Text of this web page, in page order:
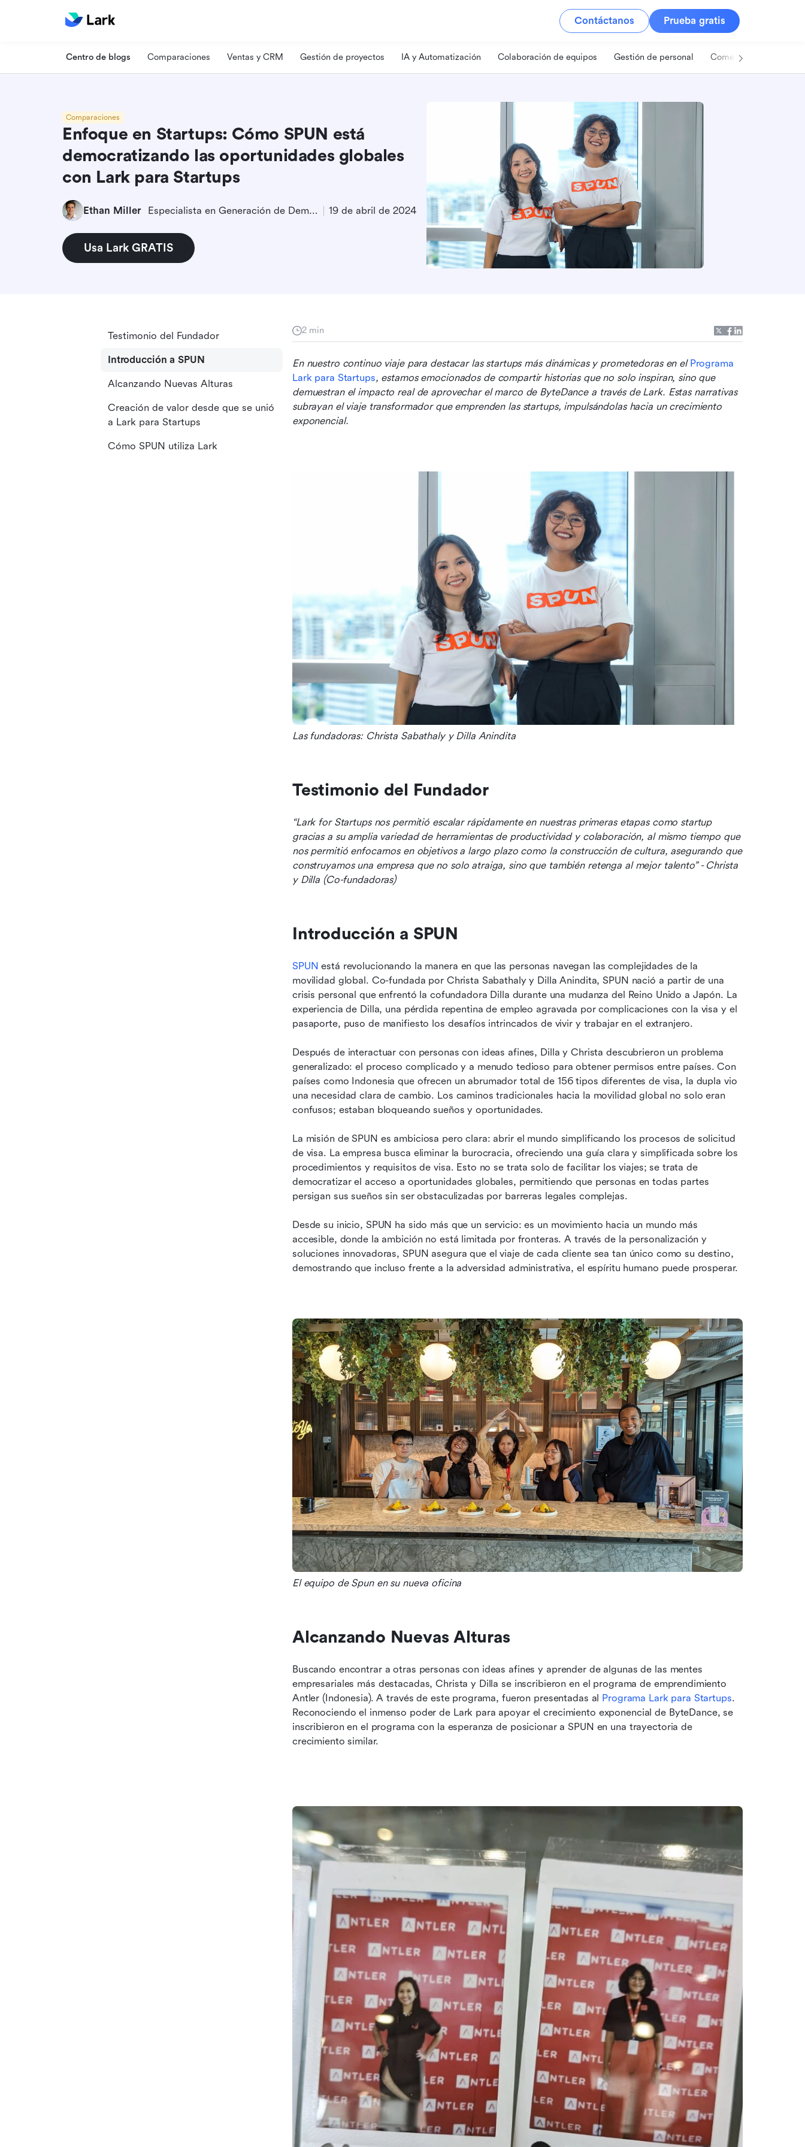
Contáctanos Prueba gratis
Centro de blogs Comparaciones Ventas y CRM Gestión de proyectos IA y Automatización Colaboración de equipos Gestión de personal Comercio minorista
Comparaciones
Enfoque en Startups: Cómo SPUN está
democratizando las oportunidades globales
con Lark para Startups
Ethan Miller Especialista en Generación de Demanda de Producto 19 de abril de 2024
Usa Lark GRATIS
2 min
En nuestro continuo viaje para destacar las startups más dinámicas y prometedoras en el Programa
Lark para Startups, estamos emocionados de compartir historias que no solo inspiran, sino que
demuestran el impacto real de aprovechar el marco de ByteDance a través de Lark. Estas narrativas
subrayan el viaje transformador que emprenden las startups, impulsándolas hacia un crecimiento
exponencial.
Las fundadoras: Christa Sabathaly y Dilla Anindita
Testimonio del Fundador
“Lark for Startups nos permitió escalar rápidamente en nuestras primeras etapas como startup
gracias a su amplia variedad de herramientas de productividad y colaboración, al mismo tiempo que
nos permitió enfocarnos en objetivos a largo plazo como la construcción de cultura, asegurando que
construyamos una empresa que no solo atraiga, sino que también retenga al mejor talento” - Christa
y Dilla (Co-fundadoras)
Introducción a SPUN
SPUN está revolucionando la manera en que las personas navegan las complejidades de la
movilidad global. Co-fundada por Christa Sabathaly y Dilla Anindita, SPUN nació a partir de una
crisis personal que enfrentó la cofundadora Dilla durante una mudanza del Reino Unido a Japón. La
experiencia de Dilla, una pérdida repentina de empleo agravada por complicaciones con la visa y el
pasaporte, puso de manifiesto los desafíos intrincados de vivir y trabajar en el extranjero.
Después de interactuar con personas con ideas afines, Dilla y Christa descubrieron un problema
generalizado: el proceso complicado y a menudo tedioso para obtener permisos entre países. Con
países como Indonesia que ofrecen un abrumador total de 156 tipos diferentes de visa, la dupla vio
una necesidad clara de cambio. Los caminos tradicionales hacia la movilidad global no solo eran
confusos; estaban bloqueando sueños y oportunidades.
La misión de SPUN es ambiciosa pero clara: abrir el mundo simplificando los procesos de solicitud
de visa. La empresa busca eliminar la burocracia, ofreciendo una guía clara y simplificada sobre los
procedimientos y requisitos de visa. Esto no se trata solo de facilitar los viajes; se trata de
democratizar el acceso a oportunidades globales, permitiendo que personas en todas partes
persigan sus sueños sin ser obstaculizadas por barreras legales complejas.
Desde su inicio, SPUN ha sido más que un servicio: es un movimiento hacia un mundo más
accesible, donde la ambición no está limitada por fronteras. A través de la personalización y
soluciones innovadoras, SPUN asegura que el viaje de cada cliente sea tan único como su destino,
demostrando que incluso frente a la adversidad administrativa, el espíritu humano puede prosperar.
El equipo de Spun en su nueva oficina
Alcanzando Nuevas Alturas
Buscando encontrar a otras personas con ideas afines y aprender de algunas de las mentes
empresariales más destacadas, Christa y Dilla se inscribieron en el programa de emprendimiento
Antler (Indonesia). A través de este programa, fueron presentadas al
Programa Lark para Startups.
Reconociendo el inmenso poder de Lark para apoyar el crecimiento exponencial de ByteDance, se
inscribieron en el programa con la esperanza de posicionar a SPUN en una trayectoria de
crecimiento similar.
Testimonio del Fundador
Introducción a SPUN
Alcanzando Nuevas Alturas
Creación de valor desde que se unió
a Lark para Startups
Cómo SPUN utiliza Lark